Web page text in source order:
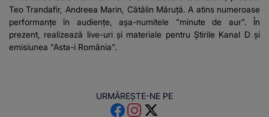
Teo Trandafir, Andreea Marin, Cătălin Măruță. A atins numeroase
performanțe în audiențe, așa-numitele "minute de aur". În
prezent, realizează live-uri și materiale pentru Știrile Kanal D și
emisiunea "Asta-i România".
URMĂREȘTE-NE PE